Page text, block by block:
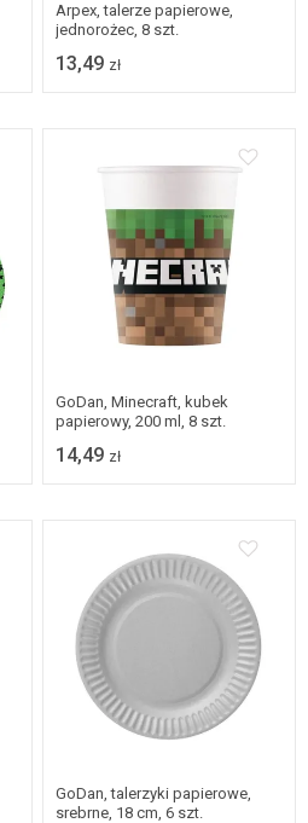
Arpex, talerze papierowe,
jednorożec, 8 szt.
13,49 zł
GoDan, Minecraft, kubek
papierowy, 200 ml, 8 szt.
14,49 zł
GoDan, talerzyki papierowe,
srebrne, 18 cm, 6 szt.